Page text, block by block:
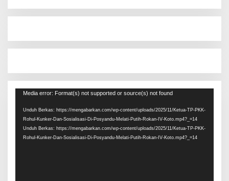
Pemutar
Media error: Format(s) not supported or source(s) not found
Unduh Berkas: https://mengabarkan.com/wp-content/uploads/2025/11/Ketua-TP-PKK-
Rohul-Kunker-Dan-Sosialisasi-Di-Posyandu-Melati-Putih-Rokan-IV-Koto.mp4?_=14
Unduh Berkas: https://mengabarkan.com/wp-content/uploads/2025/11/Ketua-TP-PKK-
Rohul-Kunker-Dan-Sosialisasi-Di-Posyandu-Melati-Putih-Rokan-IV-Koto.mp4?_=14